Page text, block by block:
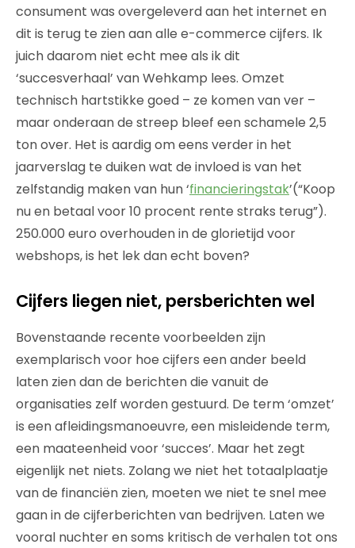
consument was overgeleverd aan het internet en
dit is terug te zien aan alle e-commerce cijfers. Ik
juich daarom niet echt mee als ik dit
‘succesverhaal’ van Wehkamp lees. Omzet
technisch hartstikke goed – ze komen van ver –
maar onderaan de streep bleef een schamele 2,5
ton over. Het is aardig om eens verder in het
jaarverslag te duiken wat de invloed is van het
zelfstandig maken van hun ‘financieringstak’(“Koop
nu en betaal voor 10 procent rente straks terug”).
250.000 euro overhouden in de glorietijd voor
webshops, is het lek dan echt boven?
Cijfers liegen niet, persberichten wel
Bovenstaande recente voorbeelden zijn
exemplarisch voor hoe cijfers een ander beeld
laten zien dan de berichten die vanuit de
organisaties zelf worden gestuurd. De term ‘omzet’
is een afleidingsmanoeuvre, een misleidende term,
een maateenheid voor ‘succes’. Maar het zegt
eigenlijk net niets. Zolang we niet het totaalplaatje
van de financiën zien, moeten we niet te snel mee
gaan in de cijferberichten van bedrijven. Laten we
vooral nuchter en soms kritisch de verhalen tot ons